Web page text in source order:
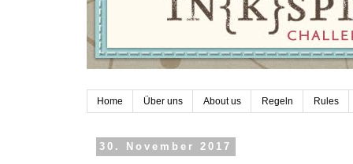
Home Über uns About us Regeln Rules
30. November 2017